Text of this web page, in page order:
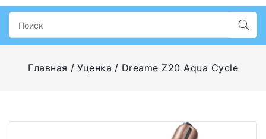
Главная Уценка Dreame Z20 Aqua Cycle